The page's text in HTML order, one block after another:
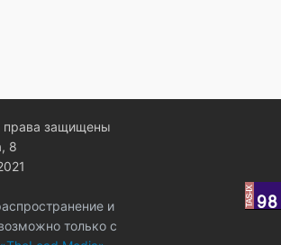
права защищены
8
и
только с